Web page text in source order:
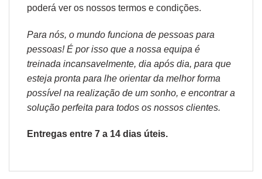
poderá ver os nossos termos e condições.
Para nós, o mundo funciona de pessoas para
pessoas! É por isso que a nossa equipa é
treinada incansavelmente, dia após dia, para que
esteja pronta para lhe orientar da melhor forma
possível na realização de um sonho, e encontrar a
solução perfeita para todos os nossos clientes.
Entregas entre 7 a 14 dias úteis.